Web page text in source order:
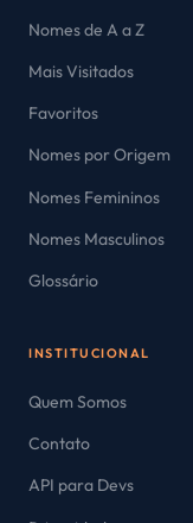
Nomes de A a Z
Mais Visitados
Favoritos
Nomes por Origem
Nomes Femininos
Nomes Masculinos
Glossário
INSTITUCIONAL
Quem Somos
Contato
API para Devs